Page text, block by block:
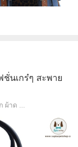
นเกร๋ๆ สะพาย
ผ้าด ...